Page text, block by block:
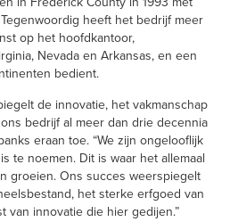
heeft het bedrijf meer
op het hoofdkantoor,
Nevada en Arkansas, en een
bedient.
de innovatie, het vakmanschap
bedrijf al meer dan drie decennia
eraan toe. “We zijn ongelooflijk
te noemen. Dit is waar het allemaal
groeien. Ons succes weerspiegelt
het sterke erfgoed van
van innovatie die hier gedijen.”